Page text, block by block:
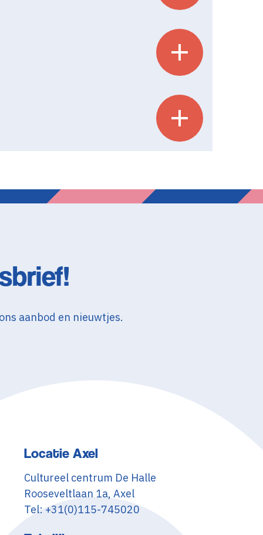
aanbod en nieuwtjes.
Locatie Axel
Cultureel centrum De Halle
Rooseveltlaan 1a, Axel
Tel: +31(0)115-745020